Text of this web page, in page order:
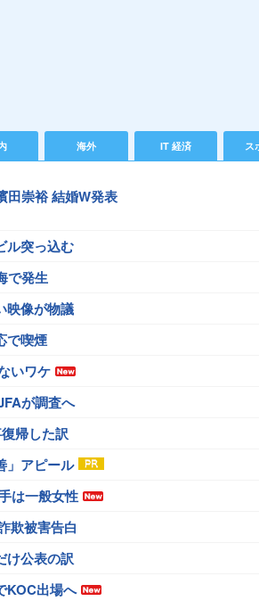
海外 IT 経済 ス
田崇裕 結婚W発表
ル突っ込む
で発生
映像が物議
で喫煙
いワケ
が調査へ
帰した訳
」アピール
は一般女性
欺被害告白
け公表の訳
KOC出場へ